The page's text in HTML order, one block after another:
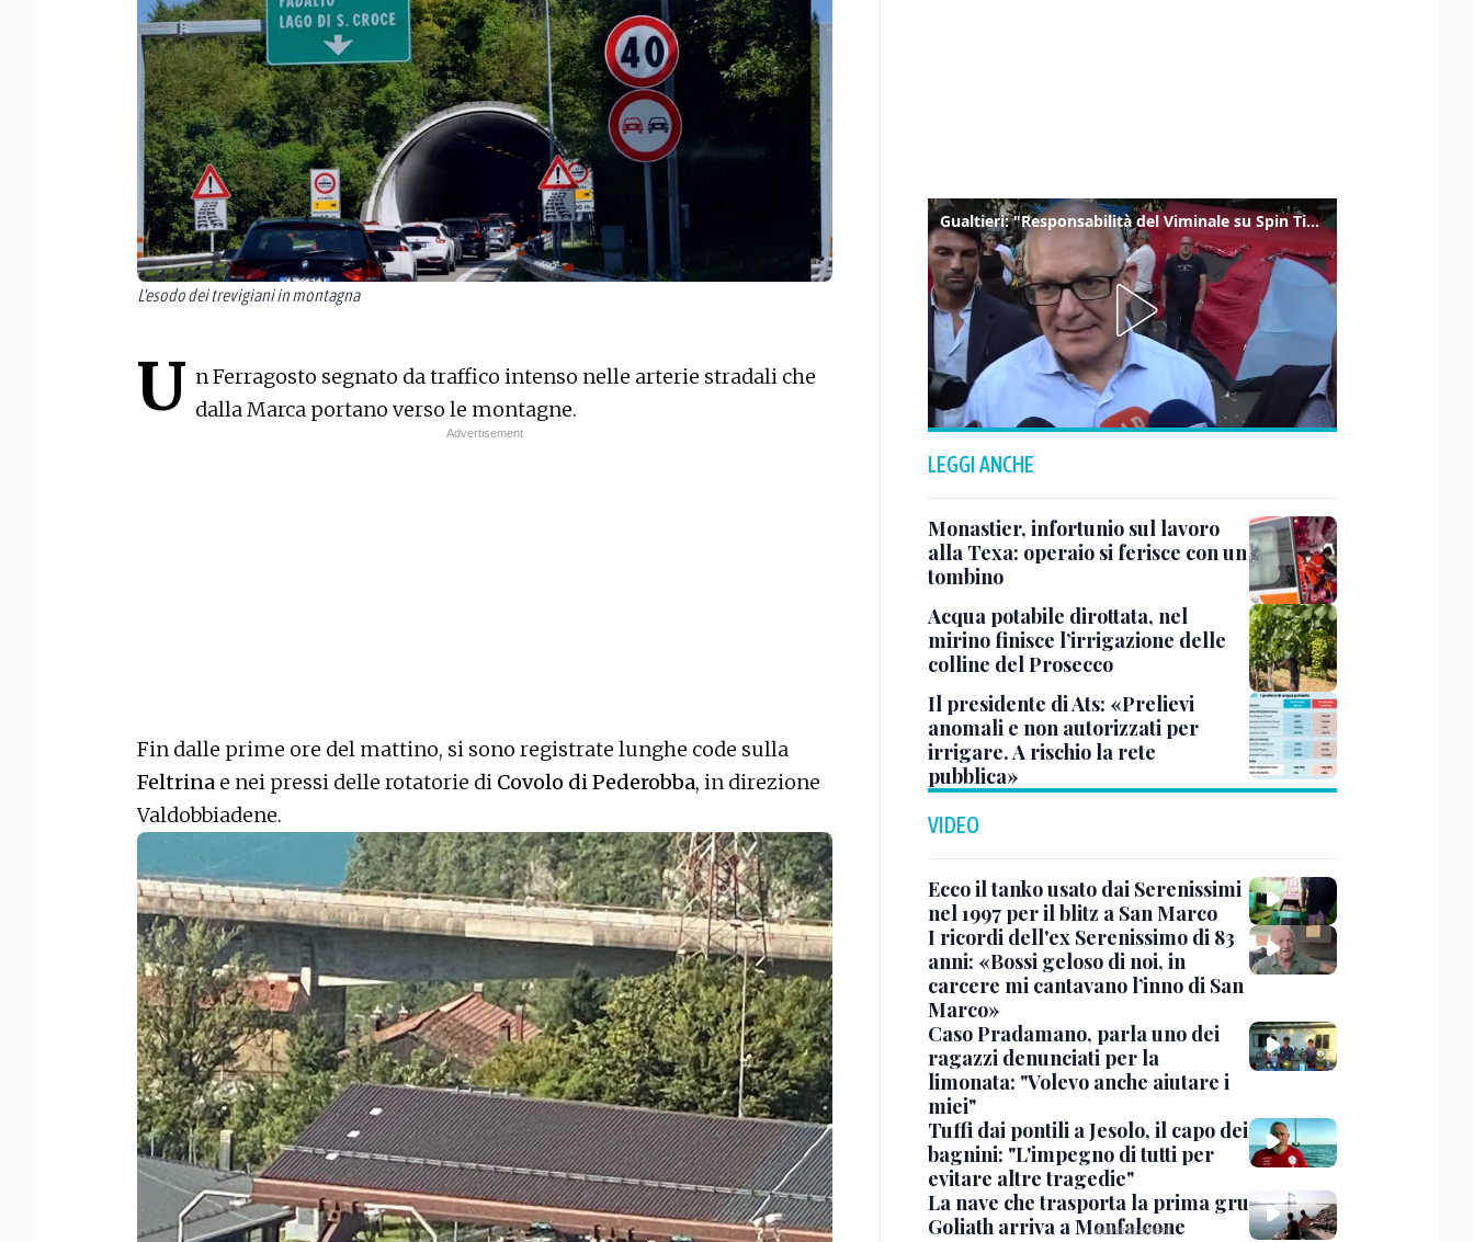
L'esodo dei trevigiani in montagna
U n Ferragosto segnato da traffico intenso nelle arterie stradali che
dalla Marca portano verso le montagne.
Fin dalle prime ore del mattino, si sono registrate lunghe code sulla
Feltrina e nei pressi delle rotatorie di Covolo di Pederobba, in direzione
Valdobbiadene.
Gualtieri: "Responsabilità del Viminale su Spin Time? La posizione dei partiti è nota"
LEGGI ANCHE
Monastier, infortunio sul lavoro
alla Texa: operaio si ferisce con un
tombino
Acqua potabile dirottata, nel
mirino finisce l’irrigazione delle
colline del Prosecco
Il presidente di Ats: «Prelievi
anomali e non autorizzati per
irrigare. A rischio la rete
pubblica»
VIDEO
Ecco il tanko usato dai Serenissimi
nel 1997 per il blitz a San Marco
I ricordi dell'ex Serenissimo di 83
anni: «Bossi geloso di noi, in
carcere mi cantavano l’inno di San
Marco»
Caso Pradamano, parla uno dei
ragazzi denunciati per la
limonata: "Volevo anche aiutare i
miei"
Tuffi dai pontili a Jesolo, il capo dei
bagnini: "L'impegno di tutti per
evitare altre tragedie"
La nave che trasporta la prima gru
Goliath arriva a Monfalcone